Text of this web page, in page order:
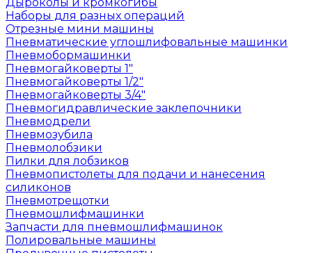
Наборы для разных операций
Отрезные мини машины
Пневматические углошлифовальные машинки
Пневмобормашинки
Пневмогайковерты 1"
Пневмогайковерты 1/2"
Пневмогайковерты 3/4"
Пневмогидравлические заклепочники
Пневмодрели
Пневмозубила
Пневмолобзики
Пилки для лобзиков
Пневмопистолеты для подачи и нанесения
силиконов
Пневмотрещотки
Пневмошлифмашинки
Запчасти для пневмошлифмашинок
Полировальные машины